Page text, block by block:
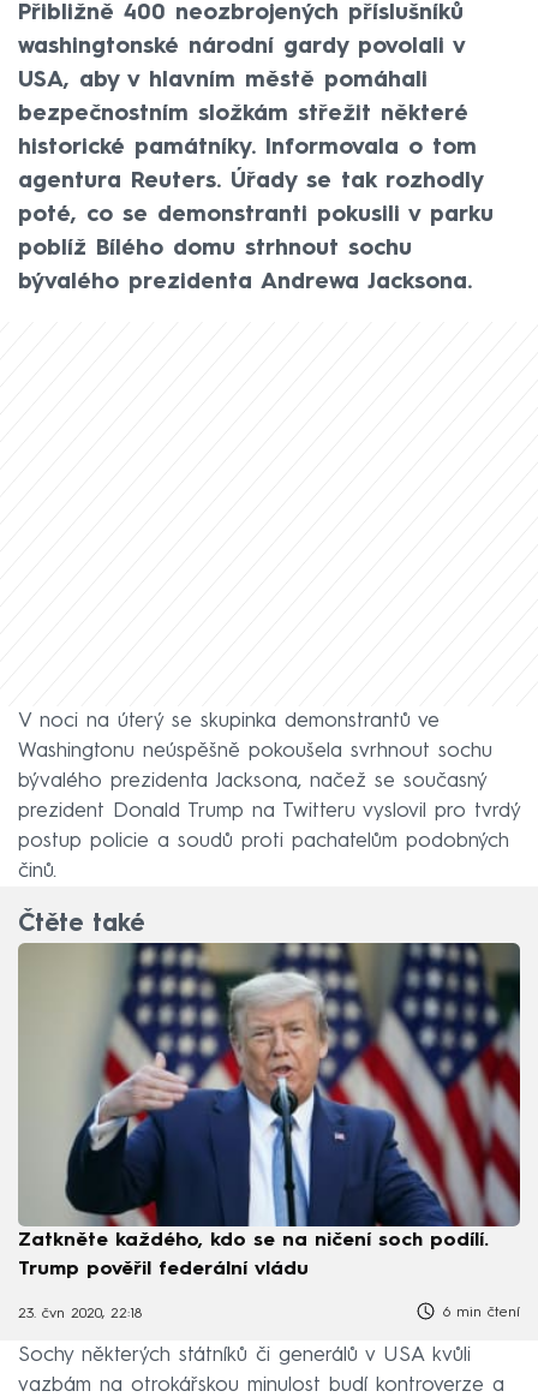
Přibližně 400 neozbrojených příslušníků
washingtonské národní gardy povolali v
USA, aby v hlavním městě pomáhali
bezpečnostním složkám střežit některé
historické památníky. Informovala o tom
agentura Reuters. Úřady se tak rozhodly
poté, co se demonstranti pokusili v parku
poblíž Bílého domu strhnout sochu
bývalého prezidenta Andrewa Jacksona.
V noci na úterý se skupinka demonstrantů ve
Washingtonu neúspěšně pokoušela svrhnout sochu
bývalého prezidenta Jacksona, načež se současný
prezident Donald Trump na Twitteru vyslovil pro tvrdý
postup policie a soudů proti pachatelům podobných
činů.
Čtěte také
Zatkněte každého, kdo se na ničení soch podílí.
Trump pověřil federální vládu
23. čvn 2020, 22:18 6 min čtení
Sochy některých státníků či generálů v USA kvůli
vazbám na otrokářskou minulost budí kontroverze a